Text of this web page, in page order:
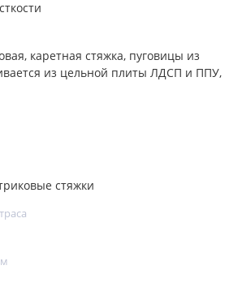
каретная стяжка, пуговицы из
из цельной плиты ЛДСП и ППУ,
стяжки